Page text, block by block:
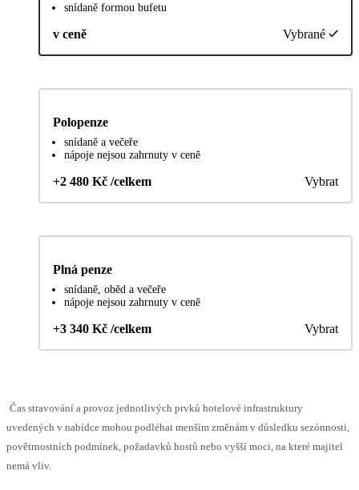
snídaně formou bufetu
v ceně Vybrané
Polopenze
snídaně a večeře
nápoje nejsou zahrnuty v ceně
+2 480 Kč /celkem Vybrat
Plná penze
snídaně, oběd a večeře
nápoje nejsou zahrnuty v ceně
+3 340 Kč /celkem Vybrat
Čas stravování a provoz jednotlivých prvků hotelové infrastruktury
uvedených v nabídce mohou podléhat menším změnám v důsledku sezónnosti,
povětrnostních podmínek, požadavků hostů nebo vyšší moci, na které majitel
nemá vliv.